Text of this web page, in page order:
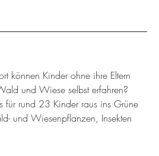
können Kinder ohne ihre Eltern
und Wiese selbst erfahren?
für rund 23 Kinder raus ins Grüne
und Wiesenpflanzen, Insekten